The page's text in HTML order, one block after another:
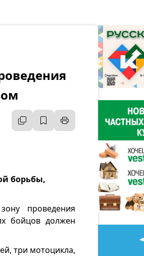
борьбы,
проведения
бойцов должен
три мотоцикла,